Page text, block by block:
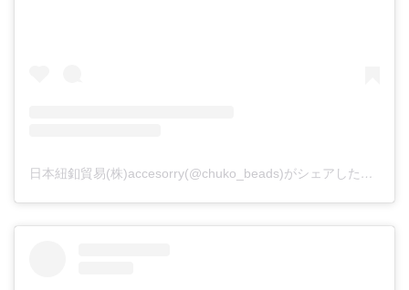
日本紐釦貿易(株)accesorry(@chuko_beads)がシェアした投稿